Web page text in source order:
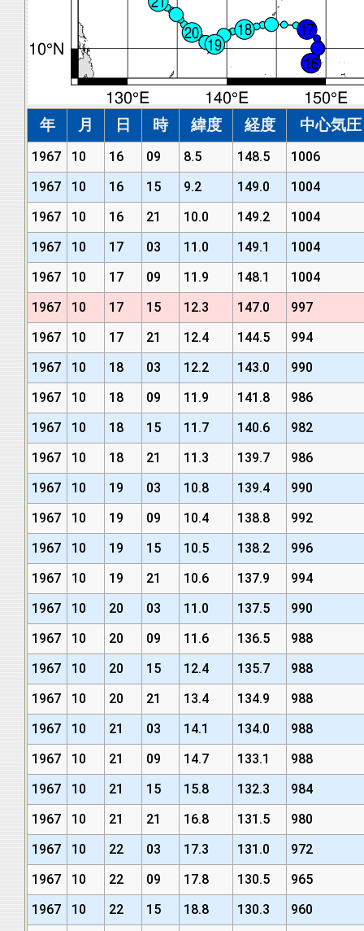
年 月 日 時 緯度 経度 中心気
1967 10 16 09 8.5 148.5
1006
1967
10 16 15 9.2 149.0
1004
1967
10 16 21 10.0 149.2
1004
1967
10 17 03 11.0 149.1
1004
1967
10 17 09 11.9 148.1
1004
1967
10 17 15 12.3 147.0
997
1967
10 17 21 12.4 144.5
994
1967
10 18 03 12.2 143.0
990
1967
10 18 09 11.9 141.8
986
1967
10 18 15 11.7 140.6
982
1967
10 18 21 11.3 139.7
986
1967
10 19 03 10.8 139.4
990
1967
10 19 09 10.4 138.8
992
1967
10 19 15 10.5 138.2
996
1967
10 19 21 10.6 137.9
994
1967
10 20 03 11.0 137.5
990
1967
10 20 09 11.6 136.5
988
1967
10 20 15 12.4 135.7
988
1967
10 20 21 13.4 134.9
988
1967
10 21 03 14.1 134.0
988
1967
10 21 09 14.7 133.1
988
1967
10 21 15 15.8 132.3
984
1967
10 21 21 16.8 131.5
980
1967
10 22 03 17.3 131.0
972
1967
10 22 09 17.8 130.5
965
1967
10 22 15 18.8 130.3
960